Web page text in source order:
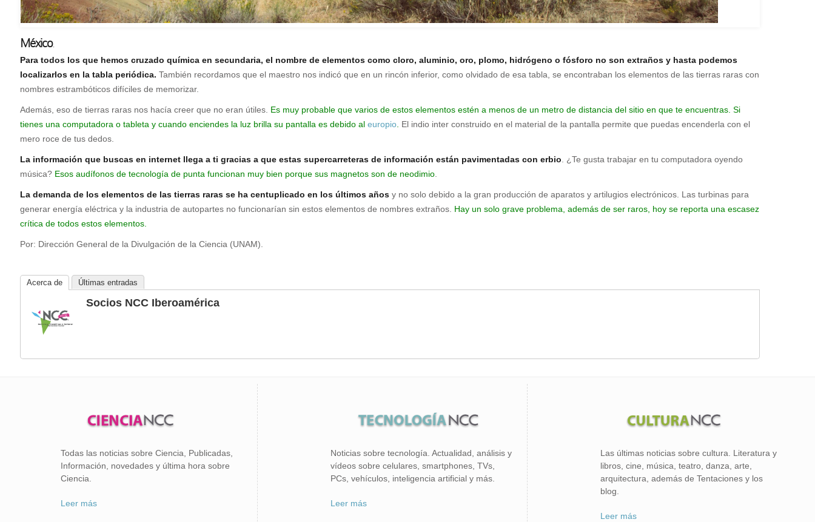
México.
Para todos los que hemos cruzado química en secundaria, el nombre de elementos como cloro, aluminio, oro, plomo, hidrógeno o fósforo no son extraños y hasta podemos
localizarlos en la tabla periódica. También recordamos que el maestro nos indicó que en un rincón inferior, como olvidado de esa tabla, se encontraban los elementos de las tierras raras con
nombres estrambóticos difíciles de memorizar.
Además, eso de tierras raras nos hacía creer que no eran útiles. Es muy probable que varios de estos elementos estén a menos de un metro de distancia del sitio en que te encuentras. Si
tienes una computadora o tableta y cuando enciendes la luz brilla su pantalla es debido al europio El indio inter construido en el material de la pantalla permite que puedas encenderla con el
mero roce de tus dedos.
La información que buscas en internet llega a ti gracias a que estas supercarreteras de información están pavimentadas con erbio . ¿Te gusta trabajar en tu computadora oyendo
música? Esos audífonos de tecnología de punta funcionan muy bien porque sus magnetos son de neodimio
La demanda de los elementos de las tierras raras se ha centuplicado en los últimos años y no solo debido a la gran producción de aparatos y artilugios electrónicos. Las turbinas para
generar energía eléctrica y la industria de autopartes no funcionarían sin estos elementos de nombres extraños. Hay un solo grave problema, además de ser raros, hoy se reporta una escasez
crítica de todos estos elementos.
Por: Dirección General de la Divulgación de la Ciencia (UNAM).
Acerca de Últimas entradas
Socios NCC Iberoamérica
Todas las noticias sobre Ciencia, Publicadas,
Información, novedades y última hora sobre
Ciencia.
Leer más
Noticias sobre tecnología. Actualidad, análisis y
vídeos sobre celulares, smartphones, TVs,
PCs, vehículos, inteligencia artificial y más.
Leer más
Las últimas noticias sobre cultura. Literatura y
libros, cine, música, teatro, danza, arte,
arquitectura, además de Tentaciones y los
blog.
Leer más